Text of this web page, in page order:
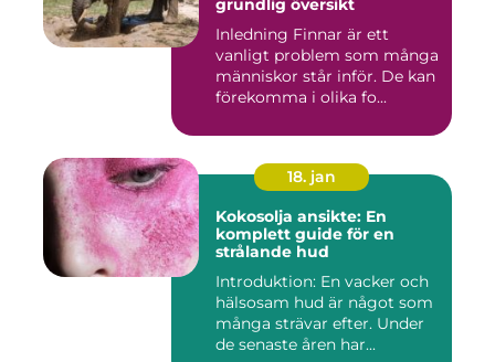
grundlig översikt
Inledning Finnar är ett
vanligt problem som många
människor står inför. De kan
förekomma i olika fo...
18. jan
Kokosolja ansikte: En
komplett guide för en
strålande hud
Introduktion: En vacker och
hälsosam hud är något som
många strävar efter. Under
de senaste åren har...